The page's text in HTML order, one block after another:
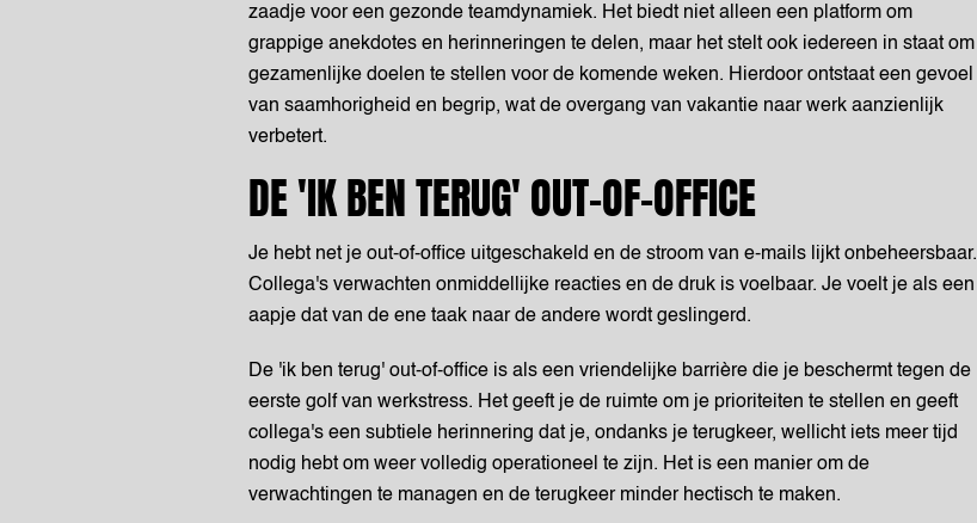
zaadje voor een gezonde teamdynamiek. Het biedt niet alleen een platform om
grappige anekdotes en herinneringen te delen, maar het stelt ook iedereen in staat om
gezamenlijke doelen te stellen voor de komende weken. Hierdoor ontstaat een gevoel
van saamhorigheid en begrip, wat de overgang van vakantie naar werk aanzienlijk
verbetert.
DE 'IK BEN TERUG' OUT-OF-OFFICE
Je hebt net je out-of-office uitgeschakeld en de stroom van e-mails lijkt onbeheersbaar.
Collega's verwachten onmiddellijke reacties en de druk is voelbaar. Je voelt je als een
aapje dat van de ene taak naar de andere wordt geslingerd.
De 'ik ben terug' out-of-office is als een vriendelijke barrière die je beschermt tegen de
eerste golf van werkstress. Het geeft je de ruimte om je prioriteiten te stellen en geeft
collega's een subtiele herinnering dat je, ondanks je terugkeer, wellicht iets meer tijd
nodig hebt om weer volledig operationeel te zijn. Het is een manier om de
verwachtingen te managen en de terugkeer minder hectisch te maken.